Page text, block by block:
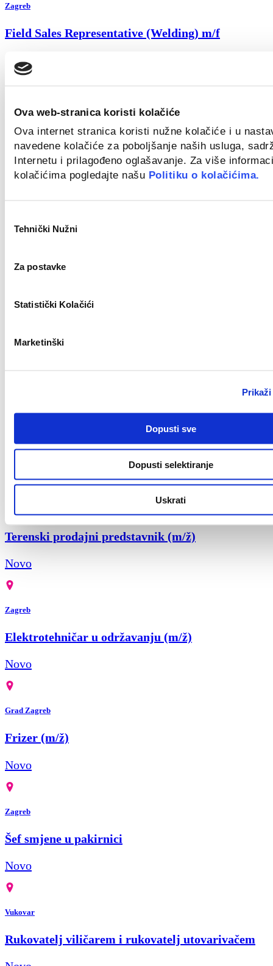
Ova web-stranica koristi kolačiće
Ova internet stranica koristi nužne kolačiće i u
navedene kolačiće za poboljšanje naših usluga,
Internetu i prilagođeno oglašavanje. Za više
kolačićima pogledajte našu Politiku o kolačićima.
pristanka
Tehnički Nužni
Za postavke
Statistički Kolačići
Marketinški
Dopusti sve
Dopusti selektiranje
Uskrati
Zagreb
Field Sales Representative (Welding) m/f
Novo
Croatia
Key Account Manager
Novo
Civil Work Supervisor (m/f)
Novo
Split
Key Account Manager (m/ž)
Finance & AI Process Reengineering Intern
Terenski prodajni predstavnik (m/ž)
Novo
Zagreb
Elektrotehničar u održavanju (m/ž)
Novo
Grad Zagreb
Frizer (m/ž)
Novo
Zagreb
Šef smjene u pakirnici
Novo
Vukovar
Rukovatelj viličarem i rukovatelj utovarivačem